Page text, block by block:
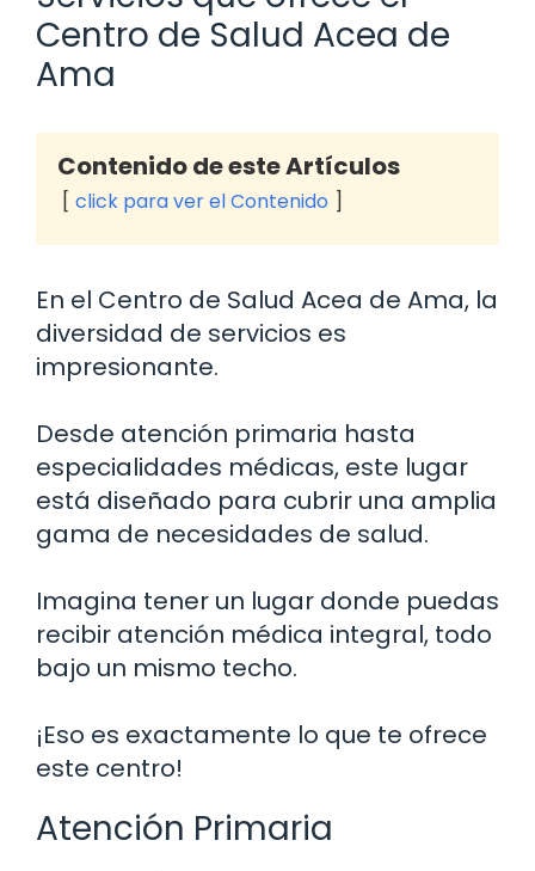
Centro de Salud Acea de
Ama
Contenido de este Artículos
click para ver el Contenido
En el Centro de Salud Acea de Ama, la
diversidad de servicios es
impresionante.
Desde atención primaria hasta
especialidades médicas, este lugar
está diseñado para cubrir una amplia
gama de necesidades de salud.
Imagina tener un lugar donde puedas
recibir atención médica integral, todo
bajo un mismo techo.
¡Eso es exactamente lo que te ofrece
este centro!
Atención Primaria